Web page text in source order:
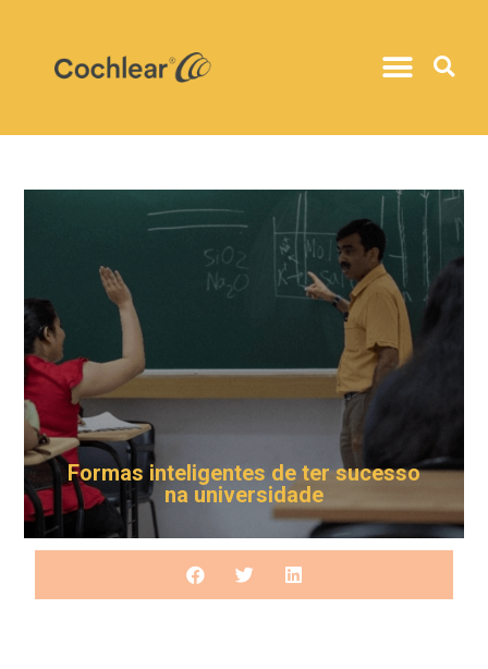
Formas inteligentes de ter sucesso
na universidade